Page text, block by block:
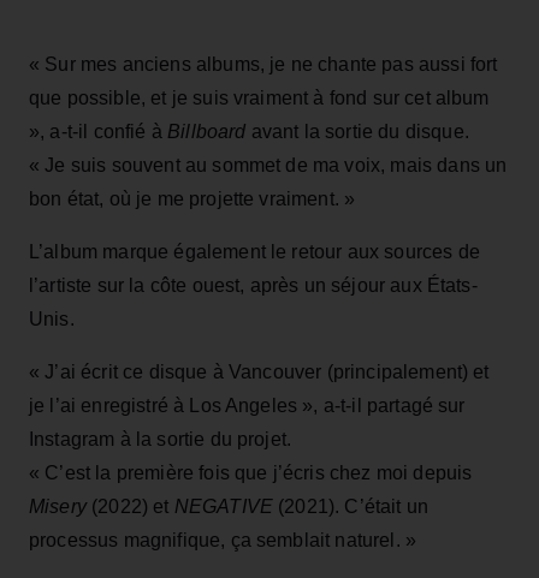
« Sur mes anciens albums, je ne chante pas aussi fort
que possible, et je suis vraiment à fond sur cet album
», a-t-il confié à Billboard avant la sortie du disque.
« Je suis souvent au sommet de ma voix, mais dans un
bon état, où je me projette vraiment. »
L’album marque également le retour aux sources de
l’artiste sur la côte ouest, après un séjour aux États-
Unis.
« J’ai écrit ce disque à Vancouver (principalement) et
je l’ai enregistré à Los Angeles », a-t-il partagé sur
Instagram à la sortie du projet.
« C’est la première fois que j’écris chez moi depuis
Misery(2022) et NEGATIVE (2021). C’était un
processus magnifique, ça semblait naturel. »